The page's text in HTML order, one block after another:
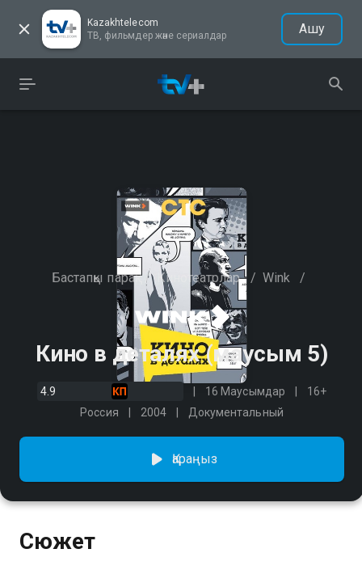
Kazakhtelecom
ТВ, фильмдер және сериалдар
Ашу
Бастапқы парақ / Кинотеатрлар / Wink /
Кино в деталях (маусым 5)
4.9 16 Маусымдар
16+
Россия
2004 Документальный
Қараңыз
Сюжет